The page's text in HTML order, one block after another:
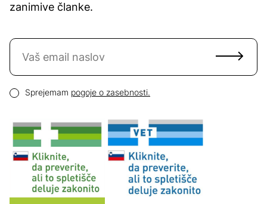
zanimive članke.
Naročite se na novice
Pogoji zasebnosti
Sprejemam pogoje o zasebnosti.